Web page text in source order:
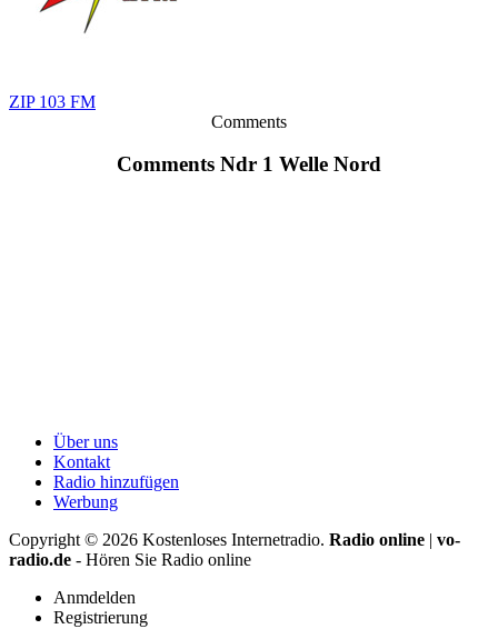
ZIP 103 FM
Comments
Comments Ndr 1 Welle Nord
Über uns
Kontakt
Radio hinzufügen
Werbung
Copyright © 2026 Kostenloses Internetradio. Radio online | vo-
radio.de - Hören Sie Radio online
Anmdelden
Registrierung